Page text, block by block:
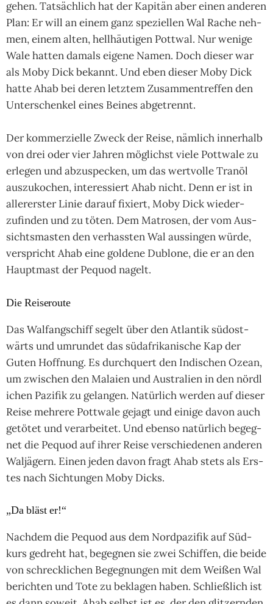
gehen. Tat­säch­lich hat der Kapi­tän aber einen ande­ren
Plan: Er will an einem ganz spe­ziel­len Wal Rache neh­
men, einem alten, hell­häu­ti­gen Pott­wal. Nur wenige
Wale hat­ten damals eigene Namen. Doch die­ser war
als Moby Dick bekannt. Und eben die­ser Moby Dick
hatte Ahab bei deren letz­tem Zusam­men­tref­fen den
Unter­schen­kel eines Bei­nes abge­trennt.
Der kom­mer­zi­elle Zweck der Reise, näm­lich inner­halb
von drei oder vier Jah­ren mög­lichst viele Pott­wale zu
erle­gen und abzu­spe­cken, um das wert­volle Tran­öl
aus­zuko­chen, inte­res­siert Ahab nicht. Denn er ist in
aller­ers­ter Linie darauf fixiert, Moby Dick wie­der­
zufin­den und zu töten. Dem Matro­sen, der vom Aus­
sichts­mas­ten den ver­hass­ten Wal aus­sin­gen würde,
ver­spricht Ahab eine gol­dene Dublone, die er an den
Haupt­mast der Pequod nagelt.
Die Reiseroute
Das Wal­fang­schiff segelt über den Atlan­tik süd­ost­
wärts und umrun­det das süd­afri­kani­sche Kap der
Guten Hoff­nung. Es durch­quert den Indi­schen Ozean,
um zwi­schen den Malaien und Aus­tra­lien in den nörd­l
i­chen Pazi­fik zu gelan­gen. Natür­lich wer­den auf die­ser
Reise meh­rere Pott­wale gejagt und einige davon auch
getö­tet und ver­arbei­tet. Und ebenso natür­lich begeg­
net die Pequod auf ihrer Reise ver­schie­de­nen ande­ren
Wal­jä­gern. Einen jeden davon fragt Ahab stets als Ers­
tes nach Sich­tun­gen Moby Dicks.
„Da bläst er!“
Nach­dem die Pequod aus dem Nord­pazi­fik auf Süd­
kurs gedreht hat, begeg­nen sie zwei Schif­fen, die beide
von schreck­li­chen Begeg­nun­gen mit dem Wei­ßen Wal
berich­ten und Tote zu bekla­gen haben. Schließ­lich ist